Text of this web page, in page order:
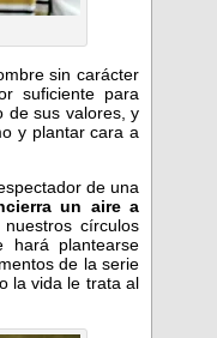
sin carácter
suficiente para
de sus valores, y
y plantar cara a
de una
un aire a
círculos
hará plantearse
de la serie
la vida le trata al